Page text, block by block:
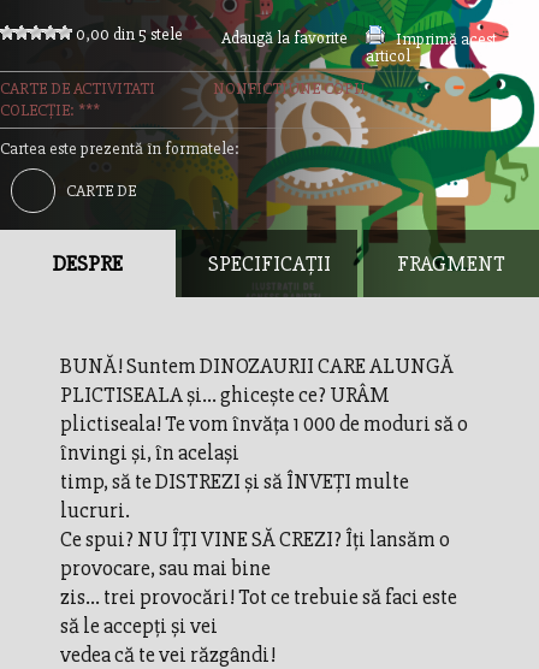
0,00 din 5 stele Adaugă la favorite
Imprimă acest
articol
CARTE DE ACTIVITATI
NONFICTIUNE COPII
COLECȚIE: ***
Cartea este prezentă în formatele:
CARTE DE
DESPRE SPECIFICAȚII FRAGMENT
BUNĂ! Suntem DINOZAURII CARE ALUNGĂ
PLICTISEALA şi... ghicește ce? URÂM
plictiseala! Te vom învăța 1 000 de moduri să o
învingi şi, în același
timp, să te DISTREZI şi să ÎNVEȚI multe
lucruri.
Ce spui? NU ÎȚI VINE SĂ CREZI? Îți lansăm o
provocare, sau mai bine
zis... trei provocări! Tot ce trebuie să faci este
să le accepți şi vei
vedea că te vei răzgândi!